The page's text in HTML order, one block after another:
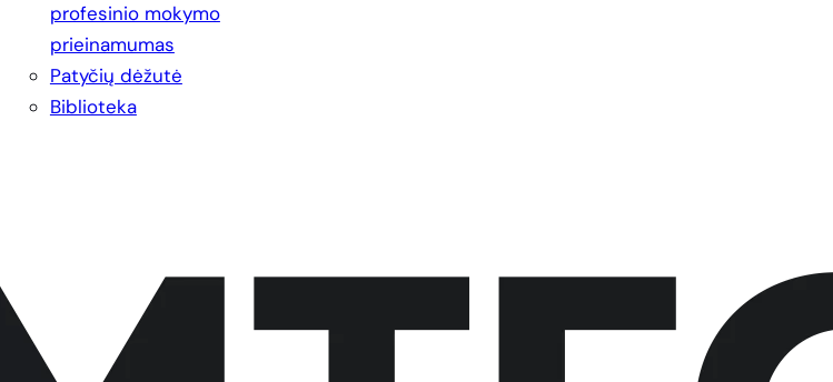
profesinio mokymo
prieinamumas
Patyčių dėžutė
Biblioteka